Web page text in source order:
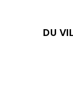
DU